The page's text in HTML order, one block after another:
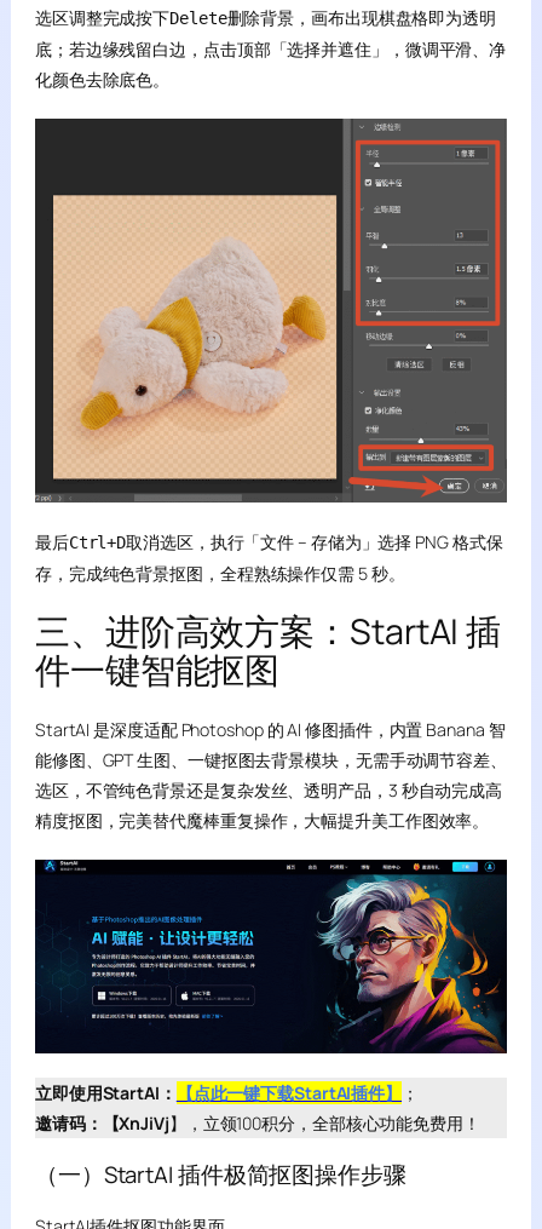
选区调整完成按下Delete删除背景，画布出现棋盘格即为透明
底；若边缘残留白边，点击顶部「选择并遮住」，微调平滑、净
化颜色去除底色。
最后Ctrl+D取消选区，执行「文件 – 存储为」选择 PNG 格式保
存，完成纯色背景抠图，全程熟练操作仅需 5 秒。
三、进阶高效方案：StartAI 插
件一键智能抠图
StartAI 是深度适配 Photoshop 的 AI 修图插件，内置 Banana 智
能修图、GPT 生图、一键抠图去背景模块，无需手动调节容差、
选区，不管纯色背景还是复杂发丝、透明产品，3 秒自动完成高
精度抠图，完美替代魔棒重复操作，大幅提升美工作图效率。
立即使用StartAI： 【点此一键下载StartAI插件】
；
邀请码：【XnJiVj】，立领100积分，全部核心功能免费用！
（一）StartAI 插件极简抠图操作步骤